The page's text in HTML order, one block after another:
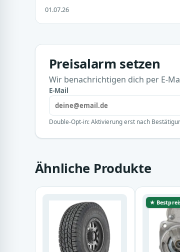
01.07.26
Preisalarm setzen
Wir benachrichtigen dich per E-
E-Mail
Double-Opt-in: Aktivierung erst nach
Ähnliche Produkte
★